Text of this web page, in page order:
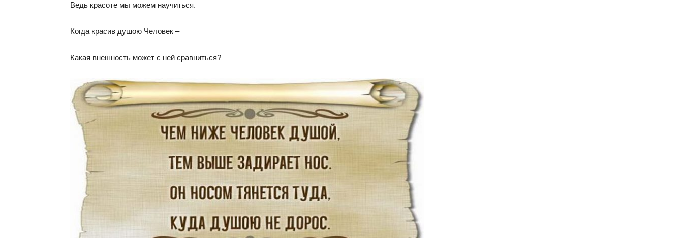
Ведь красоте мы можем научиться.
Когда красив душою Человек –
Какая внешность может с ней сравниться?